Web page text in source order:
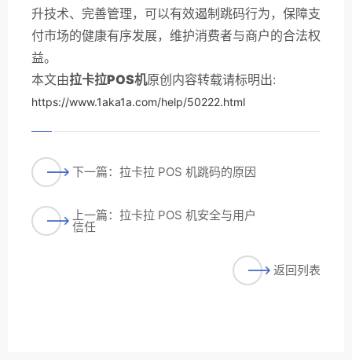
升技术、完善管理，可以有效遏制跳码行为，保障支
付市场的健康有序发展，维护消费者与商户的合法权
益。
本文由拉卡拉POS机原创内容转载请标明出:
https://www.1aka1a.com/help/50222.html
下一篇：拉卡拉 POS 机跳码的原因
上一篇：拉卡拉 POS 机安全与用户
信任
返回列表